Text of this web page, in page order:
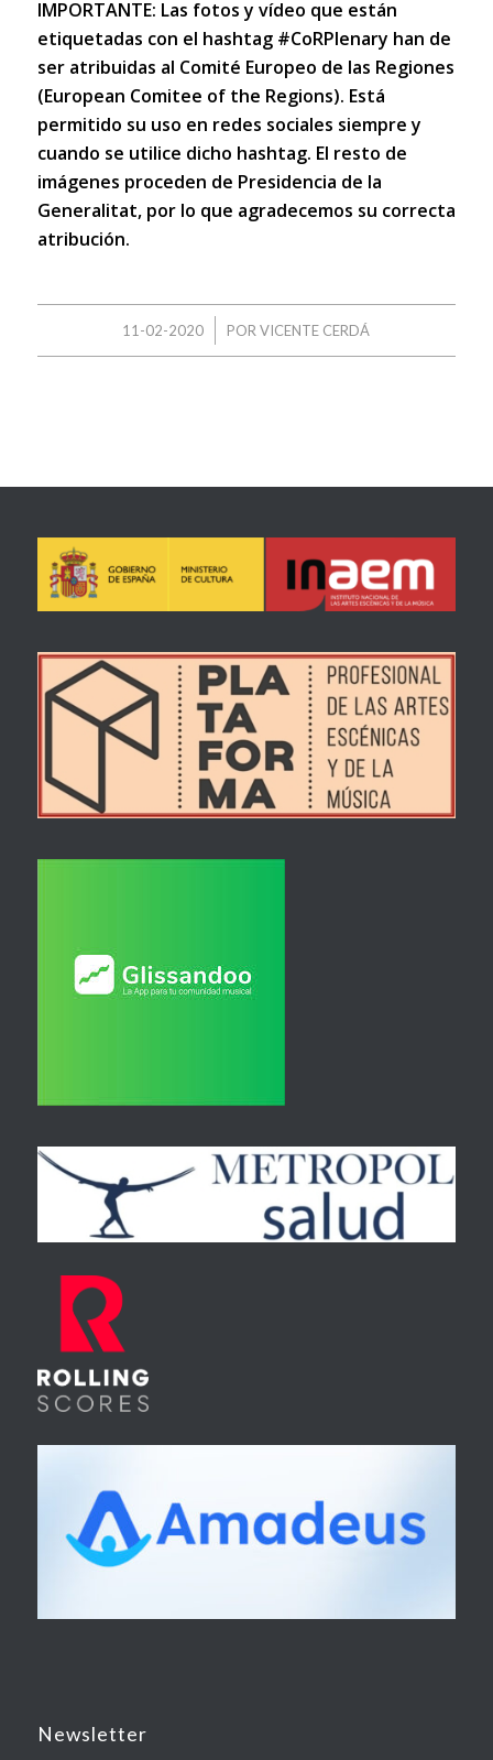
IMPORTANTE: Las fotos y vídeo que están
etiquetadas con el hashtag #CoRPlenary han de
ser atribuidas al Comité Europeo de las Regiones
(European Comitee of the Regions). Está
permitido su uso en redes sociales siempre y
cuando se utilice dicho hashtag. El resto de
imágenes proceden de Presidencia de la
Generalitat, por lo que agradecemos su correcta
atribución.
11-02-2020
/ PORVICENTE CERDÁ
Newsletter